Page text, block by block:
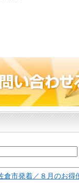
倉市発着／８月のお得